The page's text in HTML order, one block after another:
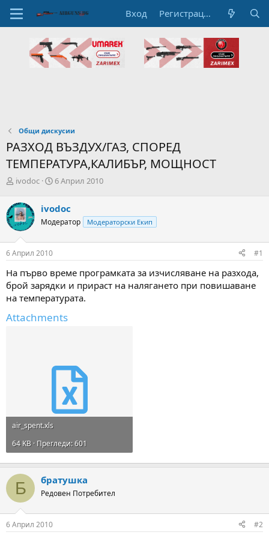
Вход Регистрация
Общи дискусии
РАЗХОД ВЪЗДУХ/ГАЗ, СПОРЕД
ТЕМПЕРАТУРА,КАЛИБЪР, МОЩНОСТ
А
т
о
р
н
а
т
м
а
т
ivodoc
Н
а
л
а
т
а
6 Април 2010
ivodoc
Модератор Модераторски Екип
6 Април 2010 #1
На първо време програмката за изчисляване на разхода,
брой зарядки и прираст на налягането при повишаване
на температурата.
Attachments
air_spent.xls
64 KB · Прегледи: 601
Б братушка
Редовен Потребител
6 Април 2010 #2